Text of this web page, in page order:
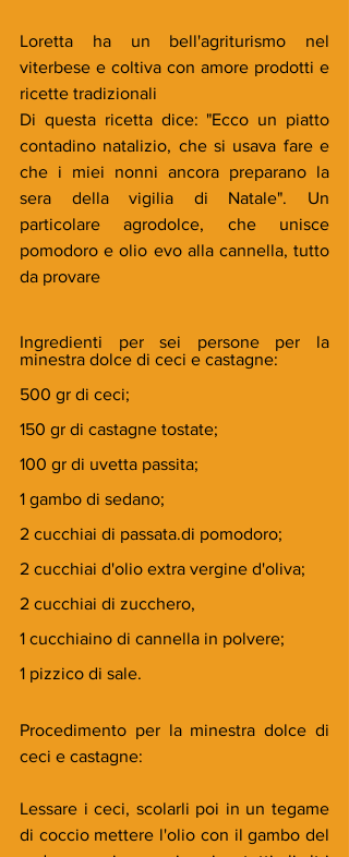
Loretta ha un bell'agriturismo nel
viterbese e coltiva con amore prodotti e
ricette tradizionali
Di questa ricetta dice: "Ecco un piatto
contadino natalizio, che si usava fare e
che i miei nonni ancora preparano la
sera della vigilia di Natale". Un
particolare agrodolce, che unisce
pomodoro e olio evo alla cannella, tutto
da provare
Ingredienti per sei persone per la
minestra dolce di ceci e castagne:
500 gr di ceci;
150 gr di castagne tostate;
100 gr di uvetta passita;
1 gambo di sedano;
2 cucchiai di passata.di pomodoro;
2 cucchiai d'olio extra vergine d'oliva;
2 cucchiai di zucchero,
1 cucchiaino di cannella in polvere;
1 pizzico di sale.
Procedimento per la minestra dolce di
ceci e castagne:
Lessare i ceci, scolarli poi in un tegame
di coccio mettere l'olio con il gambo del